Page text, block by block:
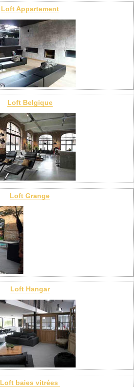
Loft Appartement
Loft Belgique
Loft Grange
Loft Hangar
Loft baies vitrées